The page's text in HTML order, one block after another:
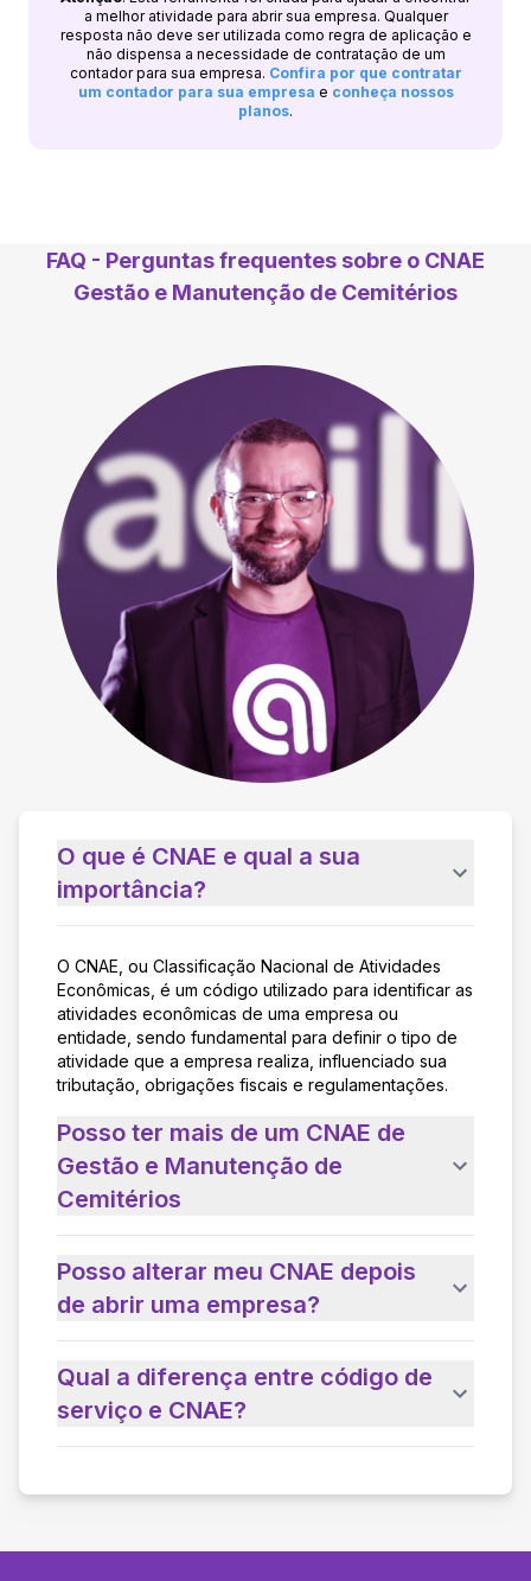
a melhor atividade para abrir sua empresa. Qualquer
resposta não deve ser utilizada como regra de aplicação e
não dispensa a necessidade de contratação de um
contador para sua empresa. Confira por que contratar
um contador para sua empresa e conheça nossos
planos.
FAQ - Perguntas frequentes sobre o CNAE
Gestão e Manutenção de Cemitérios
O que é CNAE e qual a sua
importância?
O CNAE, ou Classificação Nacional de Atividades
Econômicas, é um código utilizado para identificar as
atividades econômicas de uma empresa ou
entidade, sendo fundamental para definir o tipo de
atividade que a empresa realiza, influenciado sua
tributação, obrigações fiscais e regulamentações.
Posso ter mais de um CNAE de
Gestão e Manutenção de
Cemitérios
Posso alterar meu CNAE depois
de abrir uma empresa?
Qual a diferença entre código de
serviço e CNAE?